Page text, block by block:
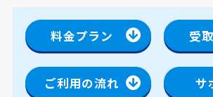
料金プラン 受
ご利用の流れ サ